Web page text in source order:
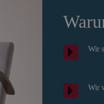
Wir
Wir